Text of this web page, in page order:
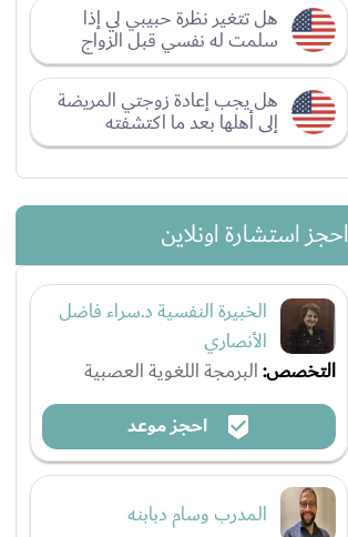
هل تتغير نظرة حبيبي لي إذا
سلمت له نفسي قبل الزواج
هل يجب إعادة زوجتي المريضة
إلى أهلها بعد ما اكتشفته
احجز استشارة اونلاين
الخبيرة النفسية د.سراء فاضل
الأنصاري
التخصص:البرمجة اللغوية العصبية
احجز موعد
المدرب وسام دبابنه